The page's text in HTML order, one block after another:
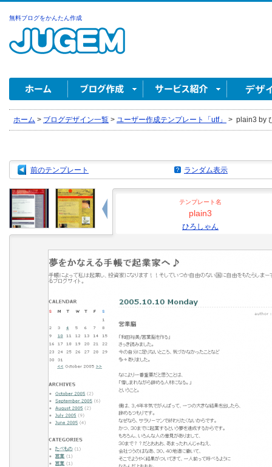
無料ブログをかんたん作成
ホーム > ブログデザイン一覧 > ユーザー作成テンプレート「utf」 > plain3 by
前のテンプレート ランダム表示
テンプレート名
plain3
ひろしゃん